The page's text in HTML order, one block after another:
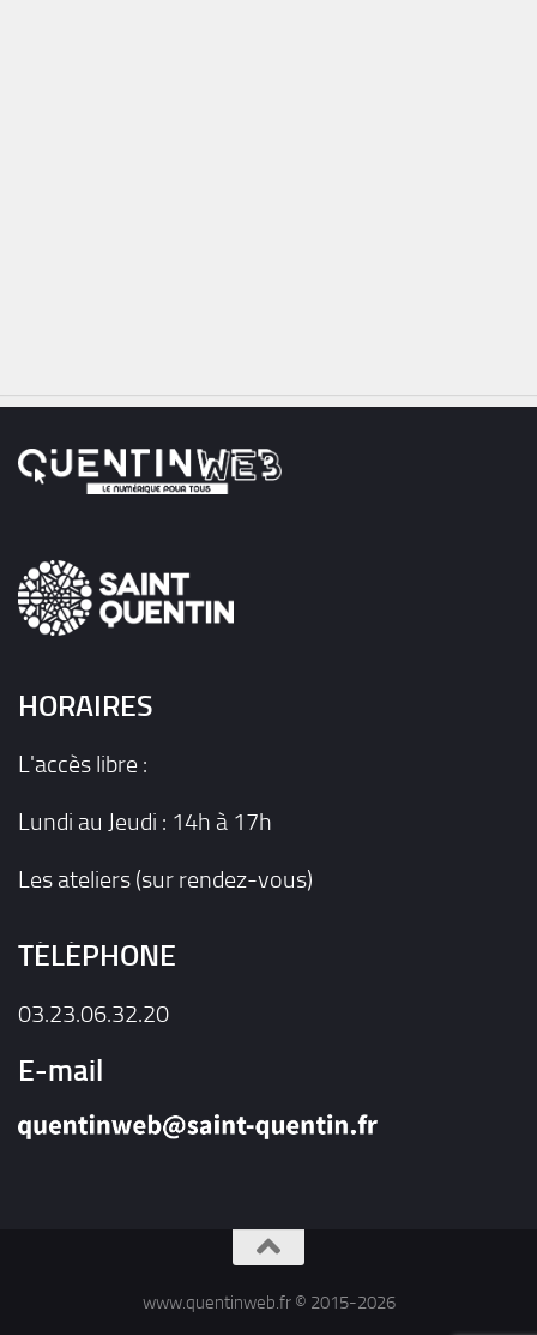
HORAIRES
L'accès libre :
Lundi au Jeudi : 14h à 17h
Les ateliers (sur rendez-vous)
TÉLÉPHONE
03.23.06.32.20
E-mail
www.quentinweb.fr © 2015-2026